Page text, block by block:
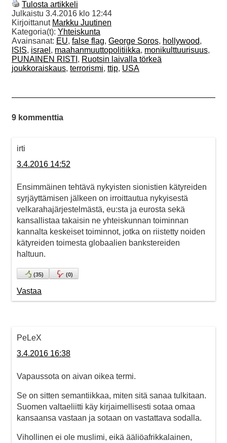
Tulosta artikkeli
Julkaistu 3.4.2016 klo 12:44
Kirjoittanut Markku Juutinen
Kategoria(t): Yhteiskunta
Avainsanat: EU, false flag, George Soros, hollywood,
ISIS, israel , maahanmuuttopolitiikka, monikulttuurisuus,
PUNAINEN RISTI , Ruotsin laivalla törkeä
joukkoraiskaus, terrorismi, ttip, USA
9 kommenttia
irti
3.4.2016 14:52
Ensimmäinen tehtävä nykyisten sionistien kätyreiden
syrjäyttämisen jälkeen on irroittautua nykyisestä
velkarahajärjestelmästä, eu:sta ja eurosta sekä
kansallistaa takaisin ne yhteiskunnan toiminnan
kannalta keskeiset toiminnot, jotka on riistetty noiden
kätyreiden toimesta globaalien bankstereiden
haltuun.
(35) (0)
Vastaa
PeLeX
3.4.2016 16:38
Vapaussota on aivan oikea termi.
Se on sitten semantiikkaa, miten sitä sanaa tulkitaan.
Suomen valtaeliitti käy kirjaimellisesti sotaa omaa
kansaansa vastaan ja sotaan on vastattava sodalla.
Vihollinen ei ole muslimi, eikä ääliöafrikkalainen,